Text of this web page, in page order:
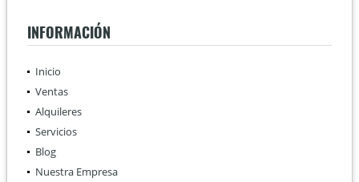
INFORMACIÓN
Inicio
Ventas
Alquileres
Servicios
Blog
Nuestra Empresa